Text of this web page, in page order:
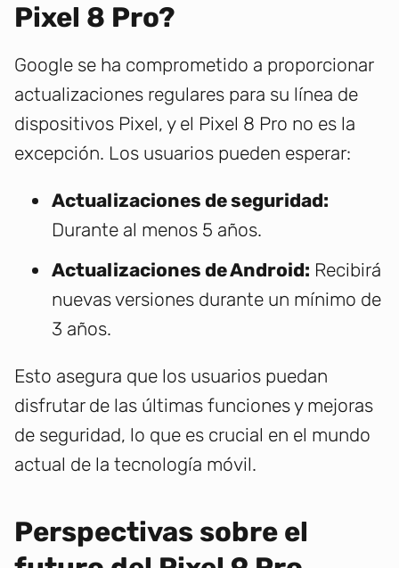
Pixel 8 Pro?
Google se ha comprometido a proporcionar
actualizaciones regulares para su línea de
dispositivos Pixel, y el Pixel 8 Pro no es la
excepción. Los usuarios pueden esperar:
Actualizaciones de seguridad:
Durante al menos 5 años.
Actualizaciones de Android: Recibirá
nuevas versiones durante un mínimo de
3 años.
Esto asegura que los usuarios puedan
disfrutar de las últimas funciones y mejoras
de seguridad, lo que es crucial en el mundo
actual de la tecnología móvil.
Perspectivas sobre el